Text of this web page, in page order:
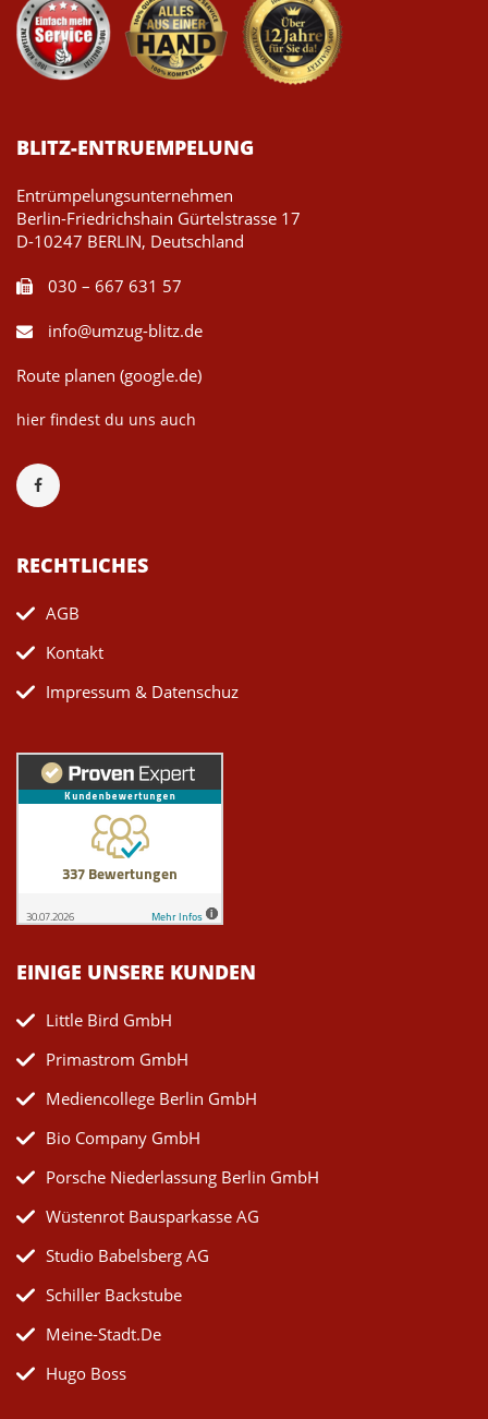
BLITZ-ENTRUEMPELUNG
Entrümpelungsunternehmen
Berlin-Friedrichshain Gürtelstrasse 17
D-10247 BERLIN, Deutschland
030 – 667 631 57
info@umzug-blitz.de
Route planen (google.de)
hier findest du uns auch
RECHTLICHES
AGB
Kontakt
Impressum & Datenschuz
EINIGE UNSERE KUNDEN
Little Bird GmbH
Primastrom GmbH
Mediencollege Berlin GmbH
Bio Company GmbH
Porsche Niederlassung Berlin GmbH
Wüstenrot Bausparkasse AG
Studio Babelsberg AG
Schiller Backstube
Meine-Stadt.de
Hugo Boss